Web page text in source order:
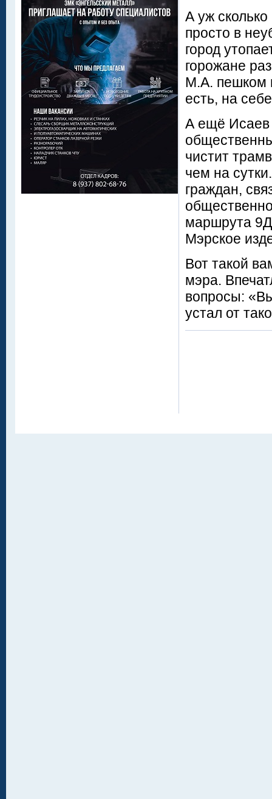
А уж
просто в
город
горожане
М.А. пешком
есть, на
А ещё Исаев
чистит
чем на
граждан,
маршрута
Мэрское
Вот такой
мэра.
вопросы:
устал от